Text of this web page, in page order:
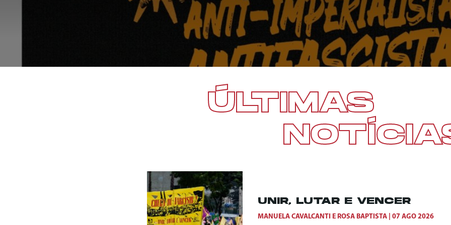
ÚLTIMAS
UNIR, LUTAR E VENCER
MANUELA CAVALCANTI E ROSA BAPTISTA 07 AGO 2026